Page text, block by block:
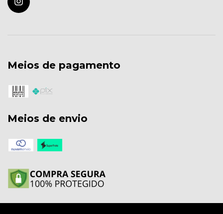
Meios de pagamento
Meios de envio